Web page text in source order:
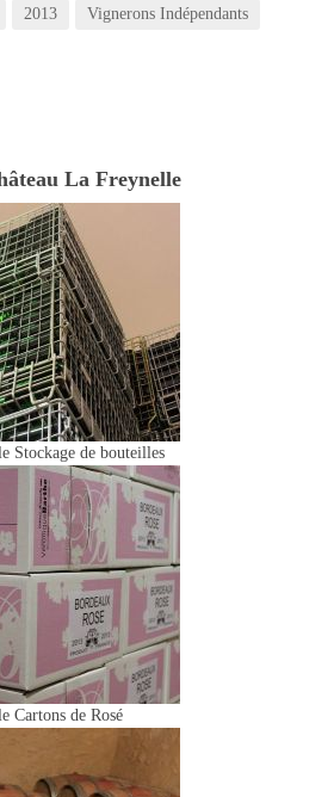
2013 Vignerons Indépendants
La Freynelle
Stockage de bouteilles
Cartons de Rosé